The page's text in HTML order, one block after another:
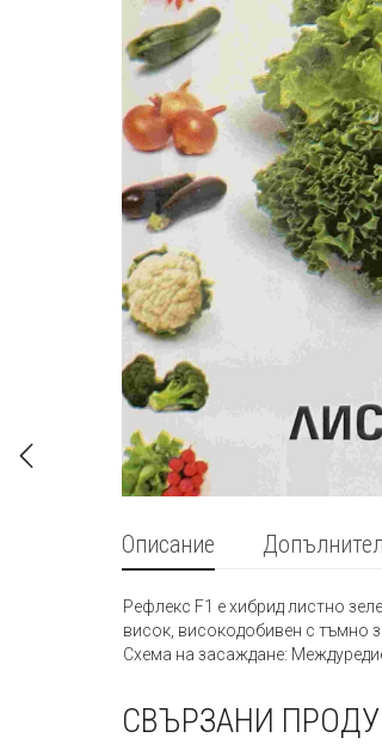
Описание
Рефлекс F1 е хибрид листно
висок, високодобивен с тъмно
Схема на засаждане:
СВЪРЗАНИ